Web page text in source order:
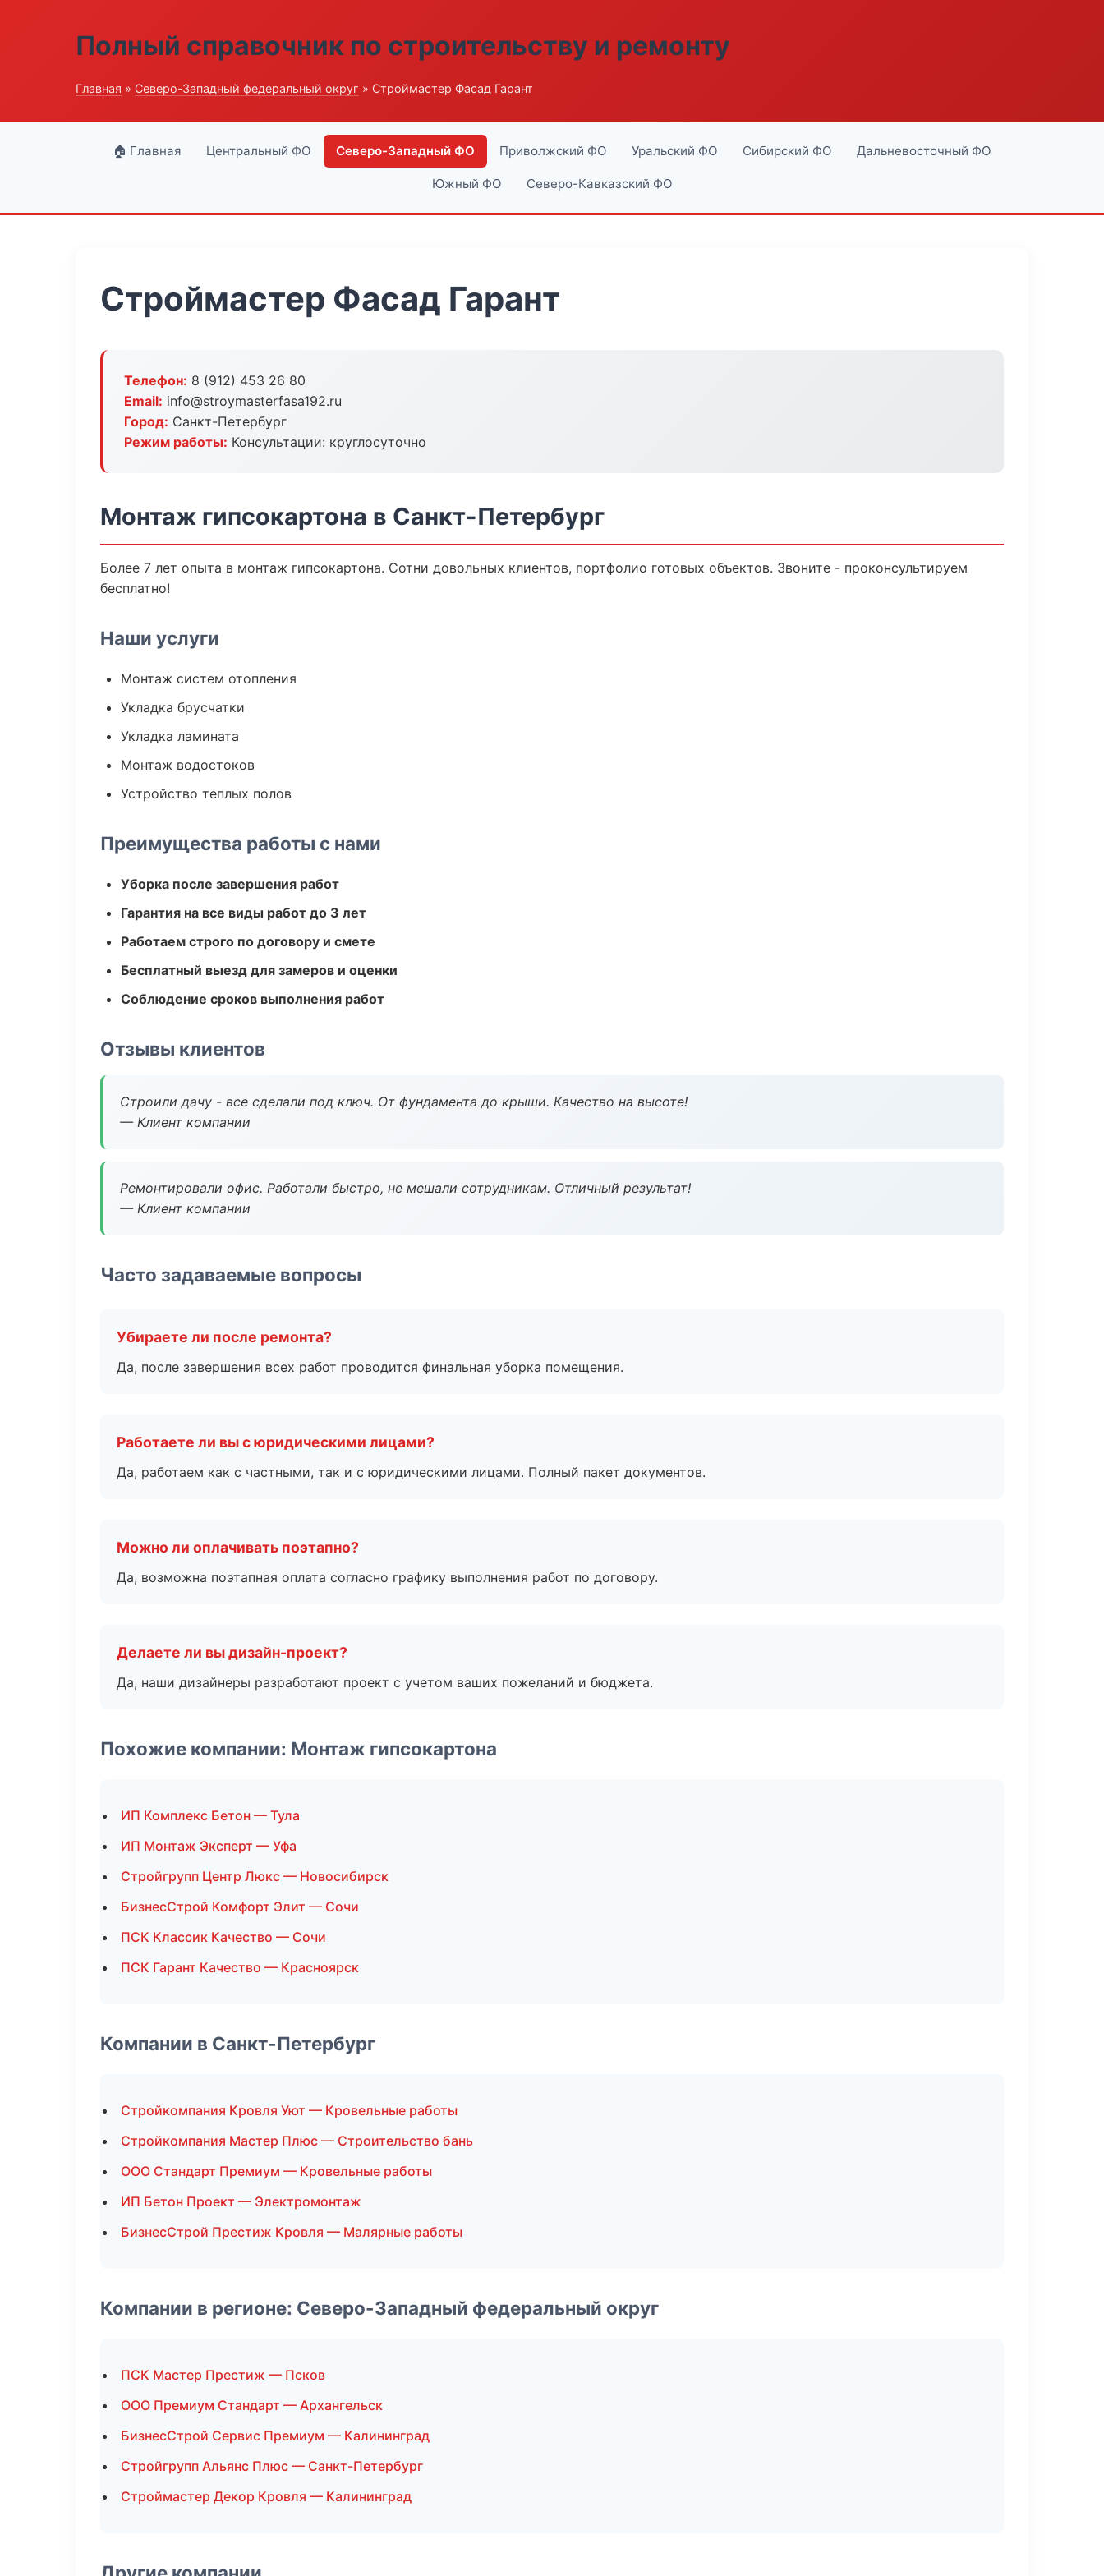
Полный справочник по строительству и ремонту
Главная » Северо-Западный федеральный округ » Строймастер Фасад Гарант
🏠 Главная Центральный ФО Северо-Западный ФО Приволжский ФО Уральский ФО Сибирский ФО Дальневосточный ФО
Южный ФО Северо-Кавказский ФО
Строймастер Фасад Гарант
Телефон: 8 (912) 453 26 80
Email: info@stroymasterfasa192.ru
Город: Санкт-Петербург
Режим работы: Консультации: круглосуточно
Монтаж гипсокартона в Санкт-Петербург
Более 7 лет опыта в монтаж гипсокартона. Сотни довольных клиентов, портфолио готовых объектов. Звоните - проконсультируем
бесплатно!
Наши услуги
Монтаж систем отопления
Укладка брусчатки
Укладка ламината
Монтаж водостоков
Устройство теплых полов
Преимущества работы с нами
Уборка после завершения работ
Гарантия на все виды работ до 3 лет
Работаем строго по договору и смете
Бесплатный выезд для замеров и оценки
Соблюдение сроков выполнения работ
Отзывы клиентов
Строили дачу - все сделали под ключ. От фундамента до крыши. Качество на высоте!
— Клиент компании
Ремонтировали офис. Работали быстро, не мешали сотрудникам. Отличный результат!
— Клиент компании
Часто задаваемые вопросы
Убираете ли после ремонта?
Да, после завершения всех работ проводится финальная уборка помещения.
Работаете ли вы с юридическими лицами?
Да, работаем как с частными, так и с юридическими лицами. Полный пакет документов.
Можно ли оплачивать поэтапно?
Да, возможна поэтапная оплата согласно графику выполнения работ по договору.
Делаете ли вы дизайн-проект?
Да, наши дизайнеры разработают проект с учетом ваших пожеланий и бюджета.
Похожие компании: Монтаж гипсокартона
ИП Комплекс Бетон — Тула
ИП Монтаж Эксперт — Уфа
Стройгрупп Центр Люкс — Новосибирск
БизнесСтрой Комфорт Элит — Сочи
ПСК Классик Качество — Сочи
ПСК Гарант Качество — Красноярск
Компании в Санкт-Петербург
Стройкомпания Кровля Уют — Кровельные работы
Стройкомпания Мастер Плюс — Строительство бань
ООО Стандарт Премиум — Кровельные работы
ИП Бетон Проект — Электромонтаж
БизнесСтрой Престиж Кровля — Малярные работы
Компании в регионе: Северо-Западный федеральный округ
ПСК Мастер Престиж — Псков
ООО Премиум Стандарт — Архангельск
БизнесСтрой Сервис Премиум — Калининград
Стройгрупп Альянс Плюс — Санкт-Петербург
Строймастер Декор Кровля — Калининград